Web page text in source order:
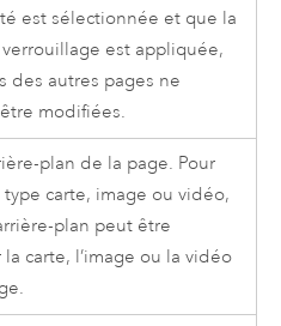
est sélectionnée et que la
est appliquée,
des autres pages ne
modifiées.
plan de la page. Pour
carte, image ou vidéo,
plan peut être
carte, l’image ou la vidéo